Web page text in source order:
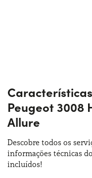
Peugeot 3008
Allure
Descobre todos os
informações técnicas
incluídos!